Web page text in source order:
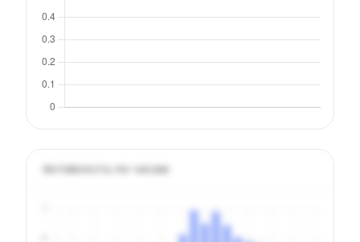
Активность по часам